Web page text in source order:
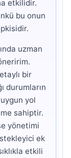
etkilidir.
bu onun
uzman
bir
durumların
yol
sahiptir.
yönetimi
ek
etkili